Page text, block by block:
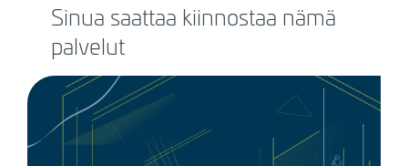
Sinua saattaa kiinnostaa nämä
palvelut